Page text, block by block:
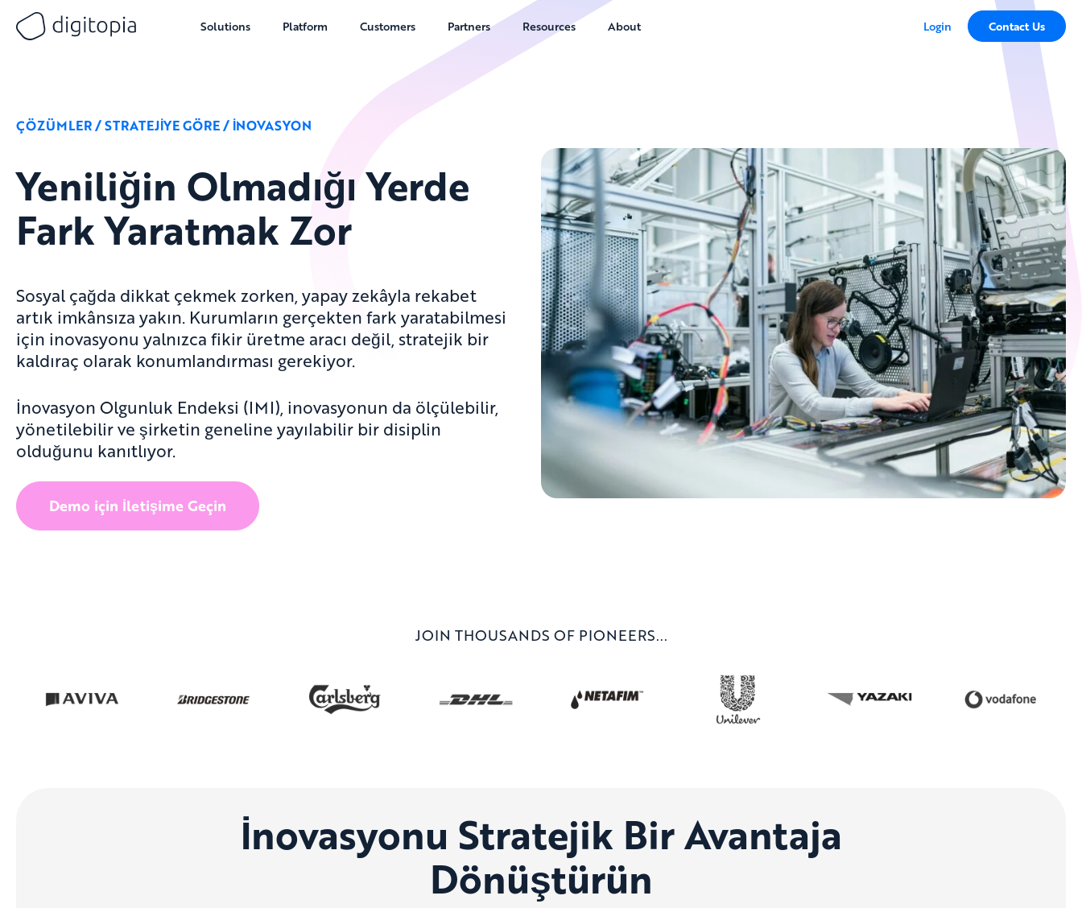
Solutions Platform Customers Partners Resources About Login Contact Us
ÇÖZÜMLER / STRATEJİYE GÖRE / İNOVASYON
Yeniliğin Olmadığı Yerde
Fark Yaratmak Zor
Sosyal çağda dikkat çekmek zorken, yapay zekâyla rekabet
artık imkânsıza yakın. Kurumların gerçekten fark yaratabilmesi
için inovasyonu yalnızca fikir üretme aracı değil, stratejik bir
kaldıraç olarak konumlandırması gerekiyor.
İnovasyon Olgunluk Endeksi (IMI), inovasyonun da ölçülebilir,
yönetilebilir ve şirketin geneline yayılabilir bir disiplin
olduğunu kanıtlıyor.
Demo için İletişime Geçin
JOIN THOUSANDS OF PIONEERS...
İnovasyonu Stratejik Bir Avantaja
Dönüştürün